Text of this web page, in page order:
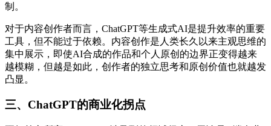
制。
对于内容创作者而言，ChatGPT等生成式AI是提升效率的重要
工具，但不能过于依赖。内容创作是人类长久以来主观思维的
集中展示，即使AI合成的作品和个人原创的边界正变得越来
越模糊，但越是如此，创作者的独立思考和原创价值也就越发
凸显。
三、ChatGPT的商业化拐点